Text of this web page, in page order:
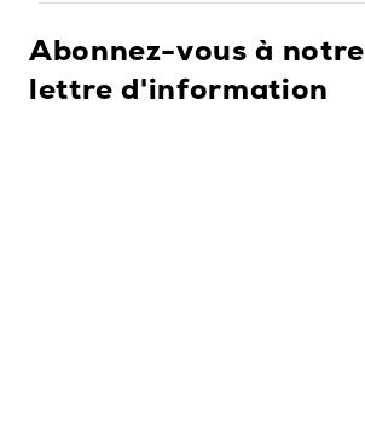
Abonnez-vous à notre
lettre d'information